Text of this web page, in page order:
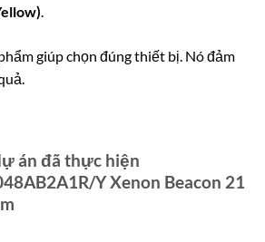
giúp chọn đúng thiết bị. Nó đảm
án đã thực hiện
Y Xenon Beacon 21